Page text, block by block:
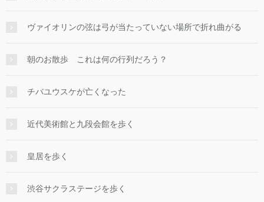
ヴァイオリンの弦は弓が当たっていない場所で折れ曲がる
朝のお散歩 これは何の行列だろう？
チバユウスケが亡くなった
近代美術館と九段会館を歩く
皇居を歩く
渋谷サクラステージを歩く